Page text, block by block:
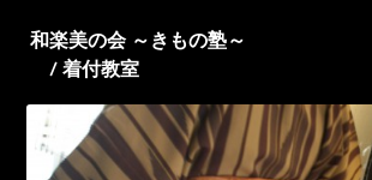
和楽美の会 ～きもの塾～
/ 着付教室